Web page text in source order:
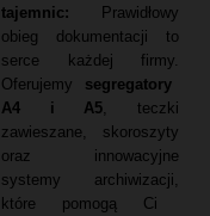
tajemnic: Prawidłowy
obieg dokumentacji to
serce każdej firmy.
Oferujemy segregatory
A4 i A5
teczki
zawieszane,
skoroszyty
oraz innowacyjne
systemy archiwizacji,
które pomogą Ci